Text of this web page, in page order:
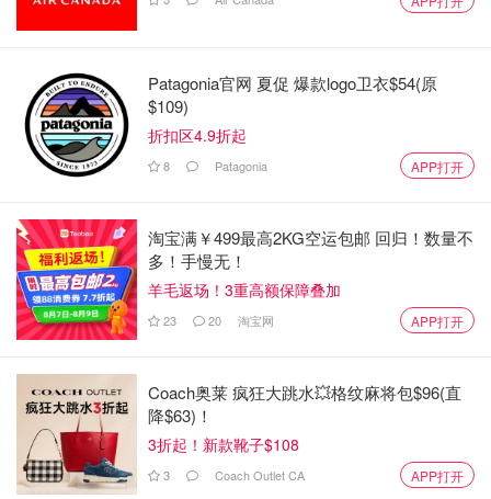
Patagonia官网 夏促 爆款logo卫衣$54(原
$109)
折扣区4.9折起
8 Patagonia APP打开
淘宝满￥499最高2KG空运包邮 回归！数量不
多！手慢无！
羊毛返场！3重高额保障叠加
23 20 淘宝网 APP打开
Coach奥莱 疯狂大跳水💥格纹麻将包$96(直
降$63)！
3折起！新款靴子$108
3 Coach Outlet CA APP打开